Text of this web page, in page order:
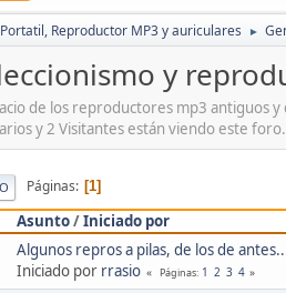
Reproductor MP3 y auriculares ►
y
de los reproductores mp3 antiguos
y 2 Visitantes están viendo este foro.
Páginas 1
Asunto/Iniciado por
Algunos repros a pilas, de los de
Iniciado por rrasio Páginas 1 2 3 4